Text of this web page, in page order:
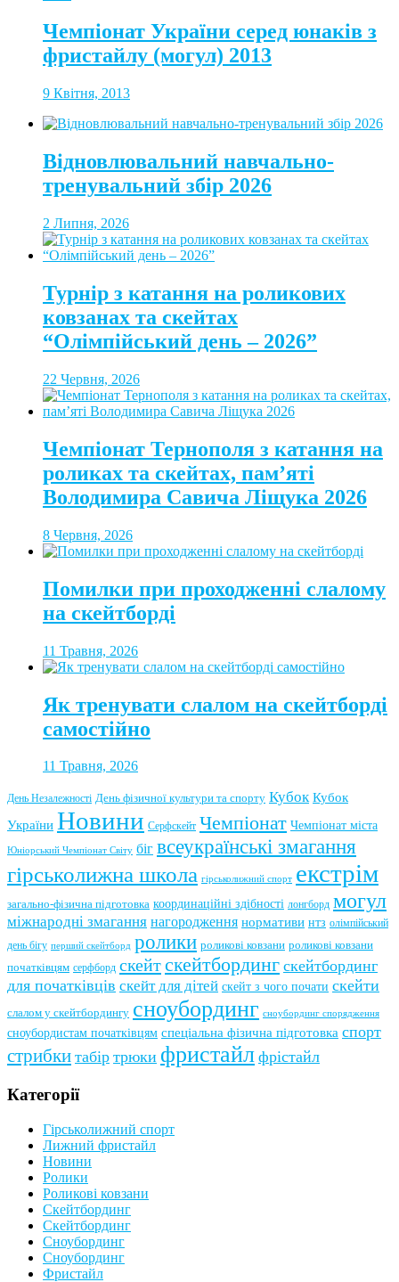
Чемпіонат України серед юнаків з
фристайлу (могул) 2013
9 Квітня, 2013
Відновлювальний навчально-
тренувальний збір 2026
2 Липня, 2026
Турнір з катання на роликових
ковзанах та скейтах
“Олімпійський день – 2026”
22 Червня, 2026
Чемпіонат Тернополя з катання на
роликах та скейтах, пам’яті
Володимира Савича Ліщука 2026
8 Червня, 2026
Помилки при проходженні слалому
на скейтборді
11 Травня, 2026
Як тренувати слалом на скейтборді
самостійно
11 Травня, 2026
День Незалежності День фізичної культури та спорту Кубок Кубок
України Новини Серфскейт Чемпіонат Чемпіонат міста
Юніорський Чемпіонат Світу біг всеукраїнські змагання
гірськолижна школа гірськолижний спорт екстрім
загально-фізична підготовка координаційні здібності лонгборд могул
міжнародні змагання нагородження нормативи нтз олімпійський
день бігу перший скейтборд ролики роликові ковзани роликові ковзани
початківцям серфборд скейтскейтбординг скейтбординг
для початківців скейт для дітей скейт з чого почати скейти
слалом у скейтбордингу сноубординг сноубординг спорядження
сноубордистам початківцям спеціальна фізична підготовка спорт
стрибки табір трюки фристайл фрістайл
Категорії
Гірськолижний спорт
Лижний фристайл
Новини
Ролики
Роликові ковзани
Скейтбординг
Скейтбординг
Сноубординг
Сноубординг
Фристайл